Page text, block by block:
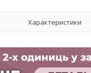
Характеристики